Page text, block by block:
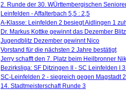
2. Runde der 30. WÜrttembergischen
Leinfelden - Affalterbach 5,5 : 2,5
A-Klasse: Leinfelden 2 besiegt Aidlingen 1
Dr. Markus Kottke gewinnt das Dezember
Jugendblitz Dezember gewinnt Nico
Vorstand für die nächsten 2 Jahre bestätigt
Jerry schafft den 7. Platz beim Heilbronner
Bezirksliga: SF Ditzingen II - SC Leinfelden I
SC-Leinfelden 2 - siegreich gegen Magstadt 2
14. Stadtmeisterschaft Runde 3